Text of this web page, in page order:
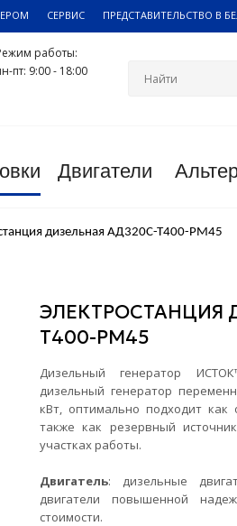
СЕРВИС ПРЕДСТАВИТЕЛЬСТВО В
работы:
пт: 9:00 - 18:00
Двигатели
дизельная АД320С-Т400-РМ45
ЭЛЕКТРОСТАНЦИЯ
Т400-РМ45
Дизельный генератор
дизельный генератор
кВт, оптимально подходит как
также как резервный
участках работы.
Двигатель: дизельные
двигатели повышенной
стоимости.